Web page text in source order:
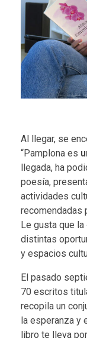
Al llegar, se
“Pamplona es
llegada, ha
poesía,
actividades
recomendadas
Le gusta que
distintas
y espacios
El pasado
70 escritos
recopila un
la esperanza y
libro te lleva